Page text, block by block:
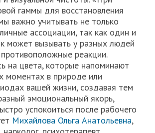
гаммы для восстановления
важно учитывать не только
ассоциации, так как один и
может вызывать у разных людей
реакции.
на цвета, которые напоминают
моментах в природе или
вашей жизни, создавая тем
эмоциональный якорь,
успокоиться после рабочего
Михайлова Ольга Анатольевна,